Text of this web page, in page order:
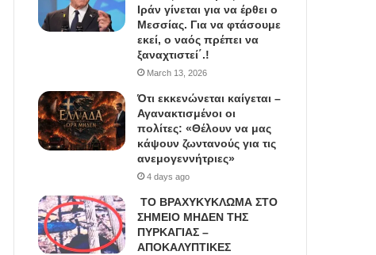
Ιράν γίνεται για να έρθει ο
Μεσσίας. Για να φτάσουμε
εκεί, ο ναός πρέπει να
ξαναχτιστεί΄.!
March 13, 2026
Ότι εκκενώνεται καίγεται –
Αγανακτισμένοι οι
πολίτες: «Θέλουν να μας
κάψουν ζωντανούς για τις
ανεμογεννήτριες»
4 days ago
ΤΟ ΒΡΑΧΥΚΥΚΛΩΜΑ ΣΤΟ
ΣΗΜΕΙΟ ΜΗΔΕΝ ΤΗΣ
ΠΥΡΚΑΓΙΑΣ –
ΑΠΟΚΑΛΥΠΤΙΚΕΣ